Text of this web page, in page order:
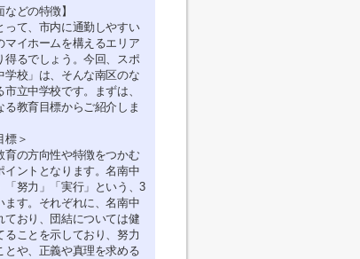
などの特徴】
って、市内に通勤しやすい
マイホームを構えるエリア
得るでしょう。今回、スポ
学校」は、そんな南区のな
立中学校です。まずは、
教育目標からご紹介しま
標＞
育の方向性や特徴をつかむ
イントとなります。名南中
「努力」「実行」という、3
ます。それぞれに、名南中
ており、団結については健
ることを示しており、努力
とや、正義や真理を求める